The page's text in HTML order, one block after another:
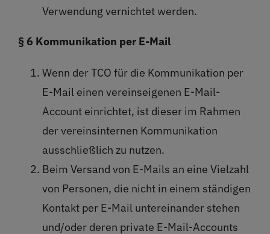
Verwendung vernichtet werden.
§ 6 Kommunikation per E-Mail
Wenn der TCO für die Kommunikation per
E-Mail einen vereinseigenen E-Mail-
Account einrichtet, ist dieser im Rahmen
der vereinsinternen Kommunikation
ausschließlich zu nutzen.
Beim Versand von E-Mails an eine Vielzahl
von Personen, die nicht in einem ständigen
Kontakt per E-Mail untereinander stehen
und/oder deren private E-Mail-Accounts